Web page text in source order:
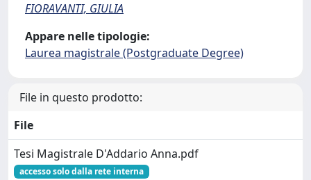
FIORAVANTI, GIULIA
Appare nelle tipologie:
Laurea magistrale (Postgraduate Degree)
File in questo prodotto:
File
Tesi Magistrale D'Addario Anna.pdf
accesso solo dalla rete interna